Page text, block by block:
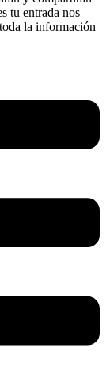
tu entrada nos
la información